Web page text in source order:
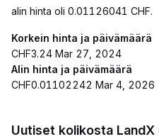
alin hinta oli 0.01126041 CHF.
Korkein hinta ja päivämäärä
CHF3.24 Mar 27, 2024
Alin hinta ja päivämäärä
CHF0.01102242 Mar 4, 2026
Uutiset kolikosta LandX